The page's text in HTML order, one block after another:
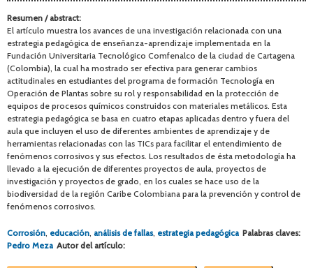
Resumen / abstract:
El artículo muestra los avances de una investigación relacionada con una
estrategia pedagógica de enseñanza-aprendizaje implementada en la
Fundación Universitaria Tecnológico Comfenalco de la ciudad de Cartagena
(Colombia), la cual ha mostrado ser efectiva para generar cambios
actitudinales en estudiantes del programa de formación Tecnología en
Operación de Plantas sobre su rol y responsabilidad en la protección de
equipos de procesos químicos construidos con materiales metálicos. Esta
estrategia pedagógica se basa en cuatro etapas aplicadas dentro y fuera del
aula que incluyen el uso de diferentes ambientes de aprendizaje y de
herramientas relacionadas con las TICs para facilitar el entendimiento de
fenómenos corrosivos y sus efectos. Los resultados de ésta metodología ha
llevado a la ejecución de diferentes proyectos de aula, proyectos de
investigación y proyectos de grado, en los cuales se hace uso de la
biodiversidad de la región Caribe Colombiana para la prevención y control de
fenómenos corrosivos.
Palabras claves:
Corrosión, educación, análisis de fallas, estrategia pedagógica
Autor del artículo:
Pedro Meza